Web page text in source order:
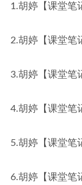
1.胡婷【课堂笔
2.胡婷【课堂笔
3.胡婷【课堂笔
4.胡婷【课堂笔
5.胡婷【课堂笔
6.胡婷【课堂笔